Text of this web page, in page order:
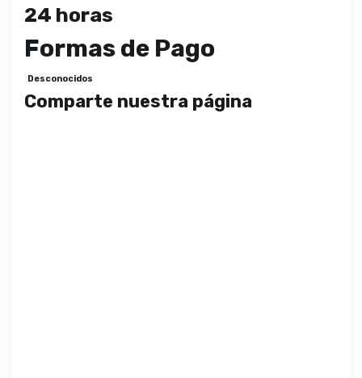
24 horas
Formas de Pago
Desconocidos
Comparte nuestra página